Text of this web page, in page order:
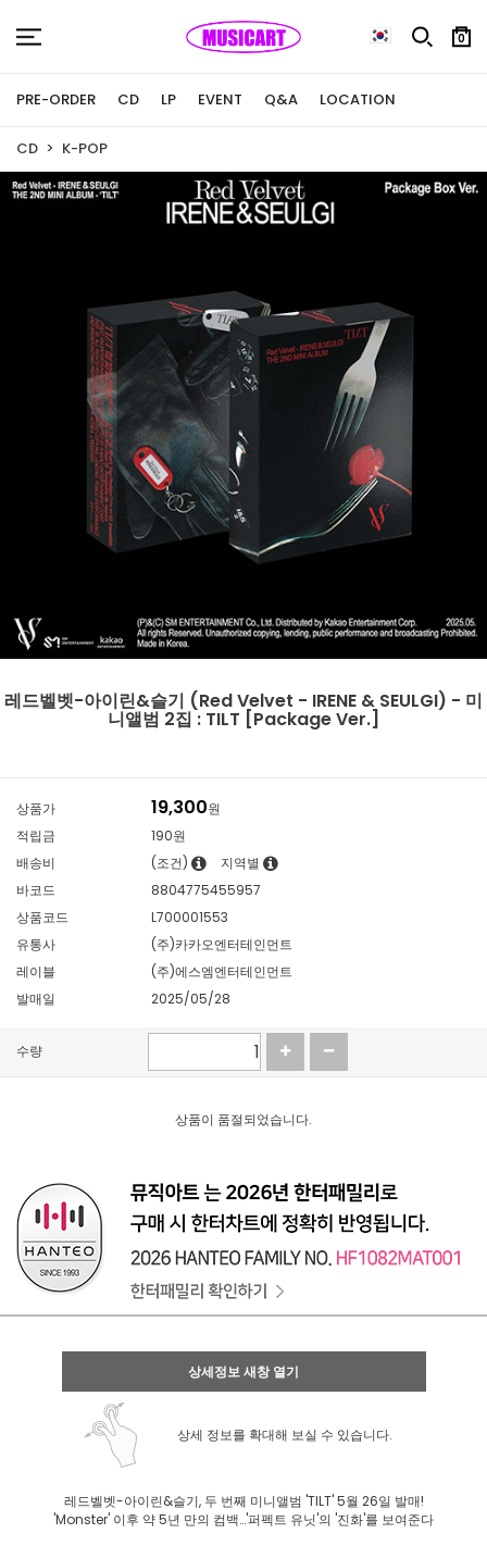
0
PRE-ORDER CD LP EVENT Q&A LOCATION
CD K-POP
레드벨벳-아이린&슬기 (Red Velvet - IRENE & SEULGI) - 미
니앨범 2집 : TILT [Package Ver.]
상품가 19,300원
적립금
190원
배송비
(조건)
지역별
바코드
8804775455957
상품코드
L700001553
유통사
(주)카카오엔터테인먼트
레이블
(주)에스엠엔터테인먼트
발매일
2025/05/28
수량
상품이 품절되었습니다.
상세정보 새창 열기
상세 정보를 확대해 보실 수 있습니다.
레드벨벳-아이린&슬기, 두 번째 미니앨범 'TILT' 5월 26일 발매!
'Monster' 이후 약 5년 만의 컴백…'퍼펙트 유닛'의 '진화'를 보여준다